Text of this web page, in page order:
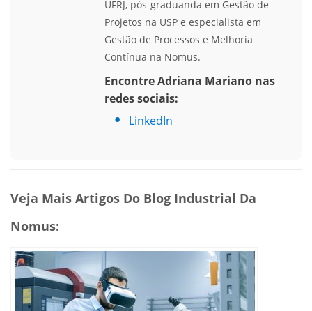
UFRJ, pós-graduanda em Gestão de
Projetos na USP e especialista em
Gestão de Processos e Melhoria
Contínua na Nomus.
Encontre Adriana Mariano nas
redes sociais:
LinkedIn
Veja Mais Artigos Do Blog Industrial Da
Nomus: